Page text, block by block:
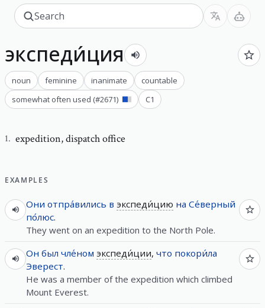
экспеди́ция
noun feminine inanimate
countable
somewhat often used (#2671) C1
1. expedition,dispatch office
EXAMPLES
Они отпра́вились в экспеди́цию на Се́верный
по́люс.
They went on an expedition to the North Pole.
Он был чле́ном экспеди́ции, что покори́ла
Эверест.
He was a member of the expedition which climbed
Mount Everest.